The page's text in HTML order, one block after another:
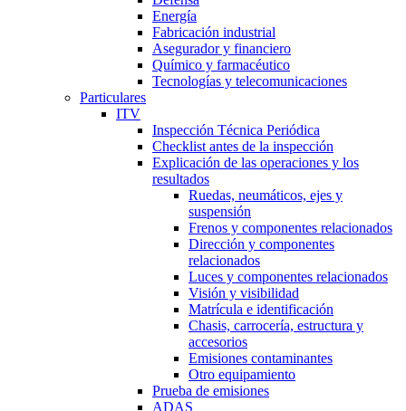
Energía
Fabricación industrial
Asegurador y financiero
Químico y farmacéutico
Tecnologías y telecomunicaciones
Particulares
ITV
Inspección Técnica Periódica
Checklist antes de la inspección
Explicación de las operaciones y los
resultados
Ruedas, neumáticos, ejes y
suspensión
Frenos y componentes relacionados
Dirección y componentes
relacionados
Luces y componentes relacionados
Visión y visibilidad
Matrícula e identificación
Chasis, carrocería, estructura y
accesorios
Emisiones contaminantes
Otro equipamiento
Prueba de emisiones
ADAS